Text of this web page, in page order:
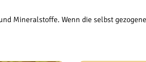
Mineralstoffe. Wenn die selbst